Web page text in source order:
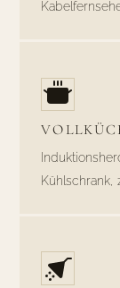
Kühlschrank,